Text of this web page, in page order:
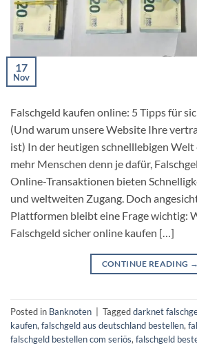
17
Nov
Falschgeld kaufen online: 5 Tipps für
(Und warum unsere Website Ihre
ist) In der heutigen schnelllebigen Welt
mehr Menschen denn je dafür,
Online-Transaktionen bieten
und weltweiten Zugang. Doch
Plattformen bleibt eine Frage wichtig:
Falschgeld sicher online kaufen […]
CONTINUE READING →
Posted in Banknoten Taggeddarknet
kaufen, falschgeld aus deutschland bestellen,
falschgeld bestellen com seriös​, falschgeld